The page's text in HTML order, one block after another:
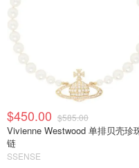
$450.00 $585.00
Vivienne Westwood 单排贝壳珍珠项
链
SSENSE